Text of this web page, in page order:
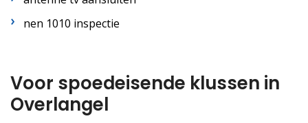
nen 1010 inspectie
Voor spoedeisende klussen in
Overlangel